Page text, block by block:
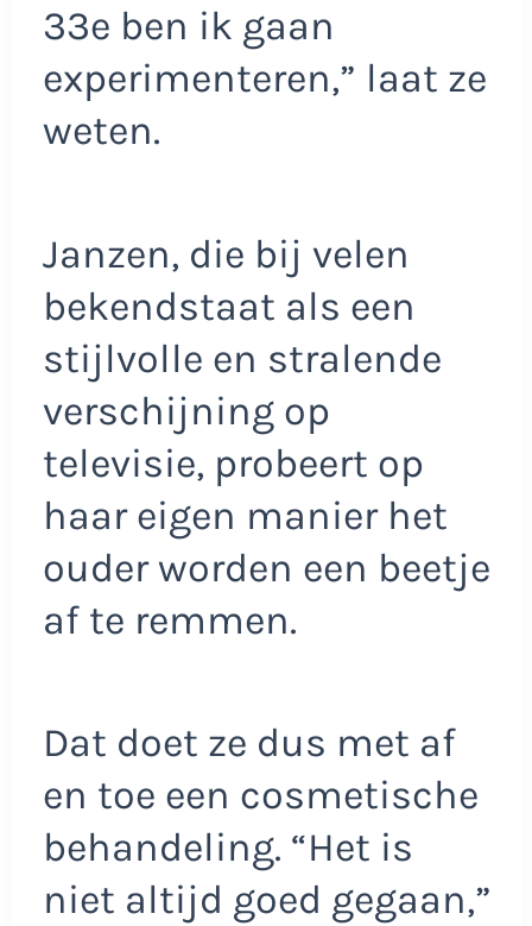
33e ben ik gaan
experimenteren,” laat ze
weten.
Janzen, die bij velen
bekendstaat als een
stijlvolle en stralende
verschijning op
televisie, probeert op
haar eigen manier het
ouder worden een beetje
af te remmen.
Dat doet ze dus met af
en toe een cosmetische
behandeling. “Het is
niet altijd goed gegaan,”